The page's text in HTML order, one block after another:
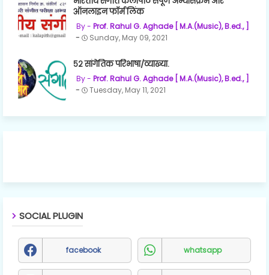
ऑनलाइन फॉर्म लिंक
Prof. Rahul G. Aghade [ M.A.(Music), B.ed., ]
Sunday, May 09, 2021
५२ सांगेतिक परिभाषा/व्याख्या.
Prof. Rahul G. Aghade [ M.A.(Music), B.ed., ]
Tuesday, May 11, 2021
SOCIAL PLUGIN
facebook whatsapp